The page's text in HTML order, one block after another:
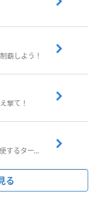
覇しよう！
撃て！
武器の『アビリティ』と『戦神』を駆使するターン制コマンドバトルRPG！
る